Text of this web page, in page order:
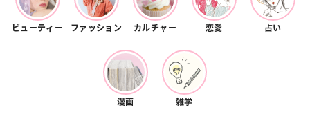
ビューティー ファッション カルチャー 恋愛 占い
漫画 雑学